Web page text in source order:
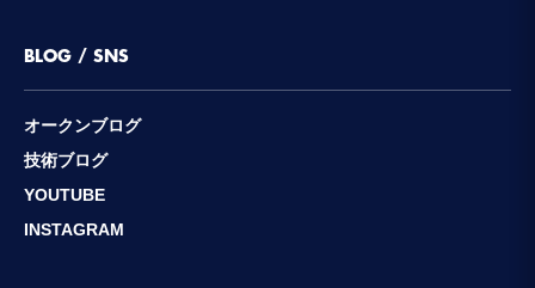
BLOG / SNS
オークンブログ
技術ブログ
YOUTUBE
INSTAGRAM